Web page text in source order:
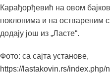
Карађорђевић на овом
поклонима и на оствареним
додају још из „Ласте“.
Фото: са сајта установе,
https://lastakovin.rs/